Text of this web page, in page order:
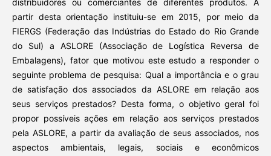
distribuidores ou comerciantes de diferentes produtos. A
partir desta orientação instituiu-se em 2015, por meio da
FIERGS (Federação das Indústrias do Estado do Rio Grande
do Sul) a ASLORE (Associação de Logística Reversa de
Embalagens), fator que motivou este estudo a responder o
seguinte problema de pesquisa: Qual a importância e o grau
de satisfação dos associados da ASLORE em relação aos
seus serviços prestados? Desta forma, o objetivo geral foi
propor possíveis ações em relação aos serviços prestados
pela ASLORE, a partir da avaliação de seus associados, nos
aspectos ambientais, legais, sociais e econômicos